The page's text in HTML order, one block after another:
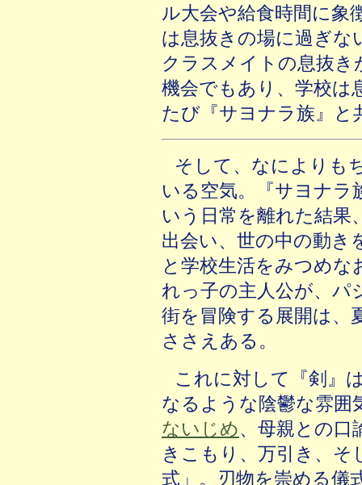
ル大会や給食時間に象
は息抜きの場に過ぎな
クラスメイトの息抜
機会でもあり、学校は
たび『サヨナラ族』と
そして、なによりも
いる空気。『サヨナラ
いう日常を離れた結果
出会い、世の中の動き
と学校生活をみつめ
れっ子の主人公が、パ
街を冒険する展開は、
ささえある。
これに対して『剣』
なるような陰鬱な雰囲
ないじめ、母親との口
きこもり、万引き、そ
式」。刃物を崇める儀